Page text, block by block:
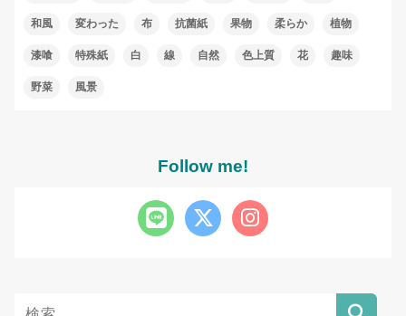
和風 変わった 布 抗菌紙 果物 柔らか 植物
漆喰 特殊紙 白 線 自然 色上質 花 趣味
野菜 風景
Follow me!